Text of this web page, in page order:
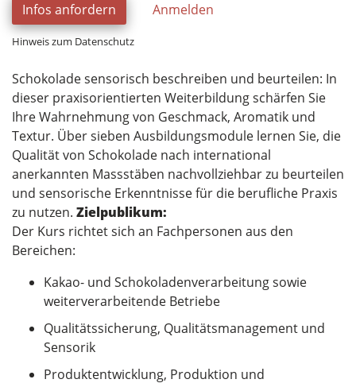
Infos anfordern Anmelden
Hinweis zum Datenschutz
Schokolade sensorisch beschreiben und beurteilen: In
dieser praxisorientierten Weiterbildung schärfen Sie
Ihre Wahrnehmung von Geschmack, Aromatik und
Textur. Über sieben Ausbildungsmodule lernen Sie, die
Qualität von Schokolade nach international
anerkannten Massstäben nachvollziehbar zu beurteilen
und sensorische Erkenntnisse für die berufliche Praxis
zu nutzen. Zielpublikum:
Der Kurs richtet sich an Fachpersonen aus den
Bereichen:
Kakao- und Schokoladenverarbeitung sowie
weiterverarbeitende Betriebe
Qualitätssicherung, Qualitätsmanagement und
Sensorik
Produktentwicklung, Produktion und